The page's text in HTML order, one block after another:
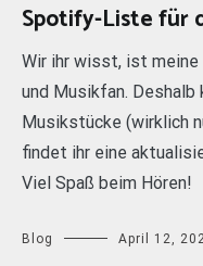
Spotify-Liste für
Wir ihr wisst, ist meine
und Musikfan. Deshalb
Musikstücke (wirklich
findet ihr eine
Viel Spaß beim Hören!
Blog April 12,